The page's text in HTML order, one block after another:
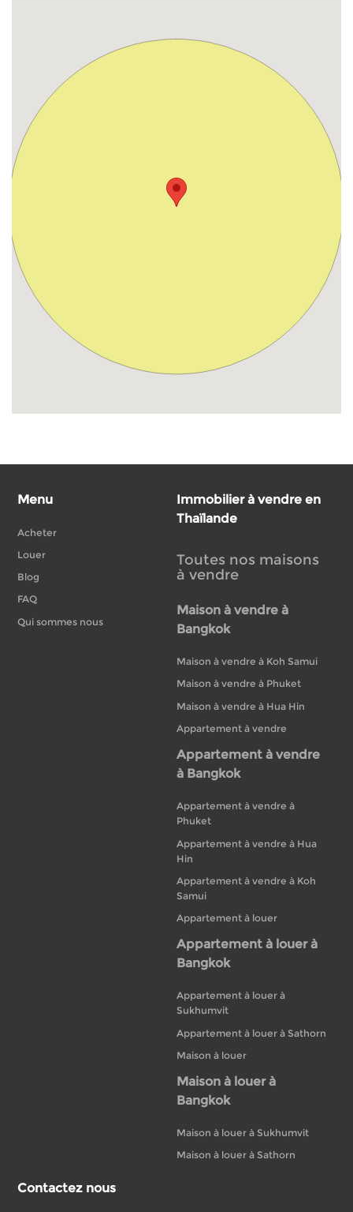
Menu
Acheter
Louer
Blog
FAQ
Qui sommes nous
Immobilier à vendre en
Thaïlande
Toutes nos maisons
à vendre
Maison à vendre à
Bangkok
Maison à vendre à Koh Samui
Maison à vendre à Phuket
Maison à vendre à Hua Hin
Appartement à vendre
Appartement à vendre
à Bangkok
Appartement à vendre à
Phuket
Appartement à vendre à Hua
Hin
Appartement à vendre à Koh
Samui
Appartement à louer
Appartement à louer à
Bangkok
Appartement à louer à
Sukhumvit
Appartement à louer à Sathorn
Maison à louer
Maison à louer à
Bangkok
Maison à louer à Sukhumvit
Maison à louer à Sathorn
Contactez nous